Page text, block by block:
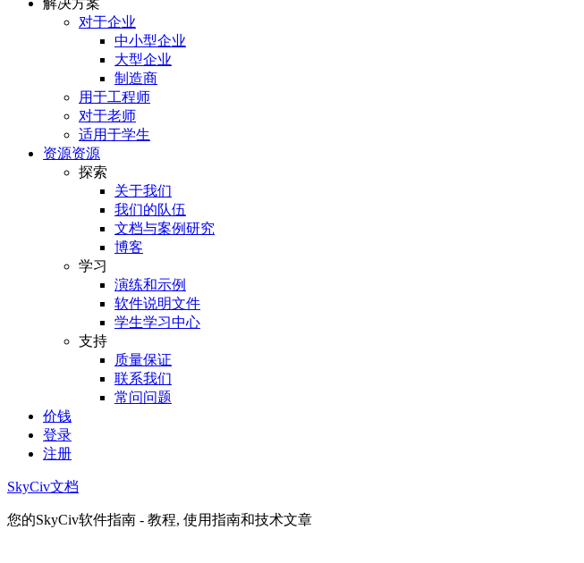
对于企业
中小型企业
大型企业
制造商
用于工程师
对于老师
适用于学生
资源资源
探索
关于我们
我们的队伍
文档与案例研究
博客
学习
演练和示例
软件说明文件
学生学习中心
支持
质量保证
联系我们
常问问题
价钱
登录
注册
SkyCiv文档
您的SkyCiv软件指南 - 教程, 使用指南和技术文章